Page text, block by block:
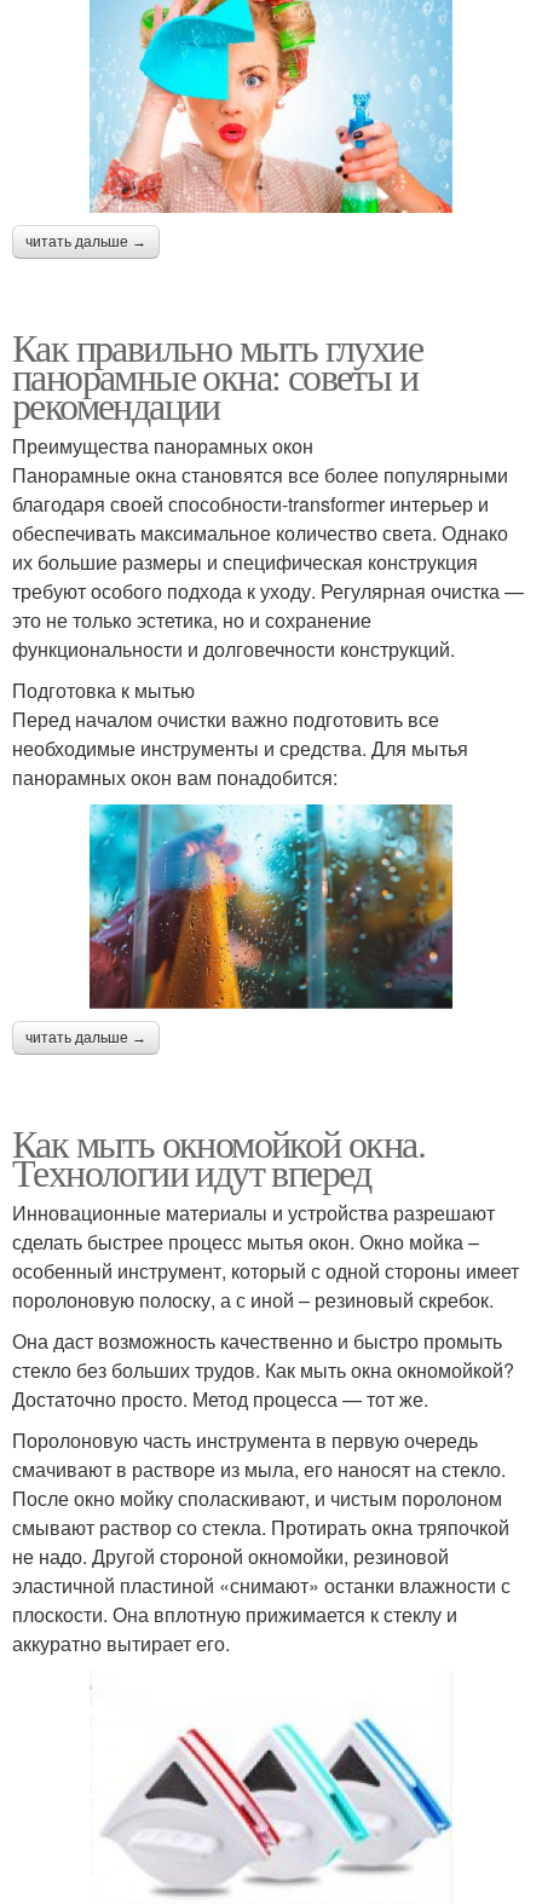
читать дальше →
Как правильно мыть глухие
панорамные окна: советы и
рекомендации
Преимущества панорамных окон
Панорамные окна становятся все более популярными
благодаря своей способности-transformer интерьер и
обеспечивать максимальное количество света. Однако
их большие размеры и специфическая конструкция
требуют особого подхода к уходу. Регулярная очистка —
это не только эстетика, но и сохранение
функциональности и долговечности конструкций.
Подготовка к мытью
Перед началом очистки важно подготовить все
необходимые инструменты и средства. Для мытья
панорамных окон вам понадобится:
читать дальше →
Как мыть окномойкой окна.
Технологии идут вперед
Инновационные материалы и устройства разрешают
сделать быстрее процесс мытья окон. Окно мойка –
особенный инструмент, который с одной стороны имеет
поролоновую полоску, а с иной – резиновый скребок.
Она даст возможность качественно и быстро промыть
стекло без больших трудов. Как мыть окна окномойкой?
Достаточно просто. Метод процесса — тот же.
Поролоновую часть инструмента в первую очередь
смачивают в растворе из мыла, его наносят на стекло.
После окно мойку споласкивают, и чистым поролоном
смывают раствор со стекла. Протирать окна тряпочкой
не надо. Другой стороной окномойки, резиновой
эластичной пластиной «снимают» останки влажности с
плоскости. Она вплотную прижимается к стеклу и
аккуратно вытирает его.